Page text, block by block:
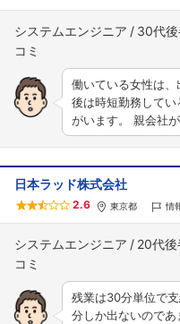
システムエンジニア 30代
働いている女性は
後は時短勤務して
がいます。 親会社
日本ラッド株式会社
2.6 東京都 情
システムエンジニア 20代後
残業は30分単位で
分しか出ないので